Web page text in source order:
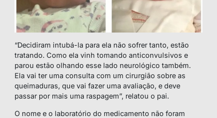
“Decidiram intubá-la para ela não sofrer tanto, estão
tratando. Como ela vinh tomando anticonvulsivos e
parou estão olhando esse lado neurológico também.
Ela vai ter uma consulta com um cirurgião sobre as
queimaduras, que vai fazer uma avaliação, e deve
passar por mais uma raspagem”, relatou o pai.
O nome e o laboratório do medicamento não foram